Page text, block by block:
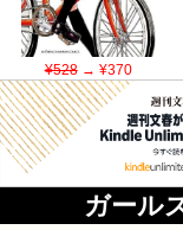
¥528→ ¥370
ガール